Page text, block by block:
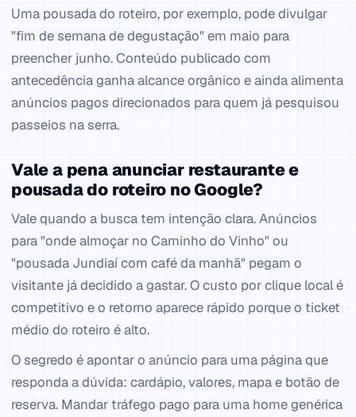
Uma pousada do roteiro, por exemplo, pode divulgar
"fim de semana de degustação" em maio para
preencher junho. Conteúdo publicado com
antecedência ganha alcance orgânico e ainda alimenta
anúncios pagos direcionados para quem já pesquisou
passeios na serra.
Vale a pena anunciar restaurante e
pousada do roteiro no Google?
Vale quando a busca tem intenção clara. Anúncios
para "onde almoçar no Caminho do Vinho" ou
"pousada Jundiaí com café da manhã" pegam o
visitante já decidido a gastar. O custo por clique local é
competitivo e o retorno aparece rápido porque o ticket
médio do roteiro é alto.
O segredo é apontar o anúncio para uma página que
responda a dúvida: cardápio, valores, mapa e botão de
reserva. Mandar tráfego pago para uma home genérica